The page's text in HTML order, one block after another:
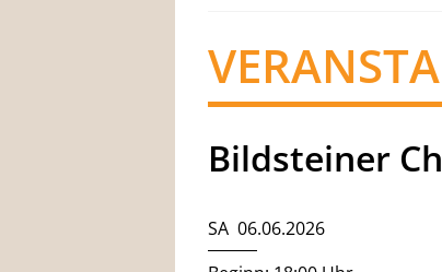
Bildsteiner
SA 06.06.2026